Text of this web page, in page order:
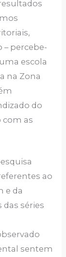
– percebe-
escola
na Zona
do
com as
ao
e da
séries
sentem